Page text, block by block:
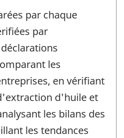
par chaque
par
les
en vérifiant
d'huile et
les bilans des
les tendances